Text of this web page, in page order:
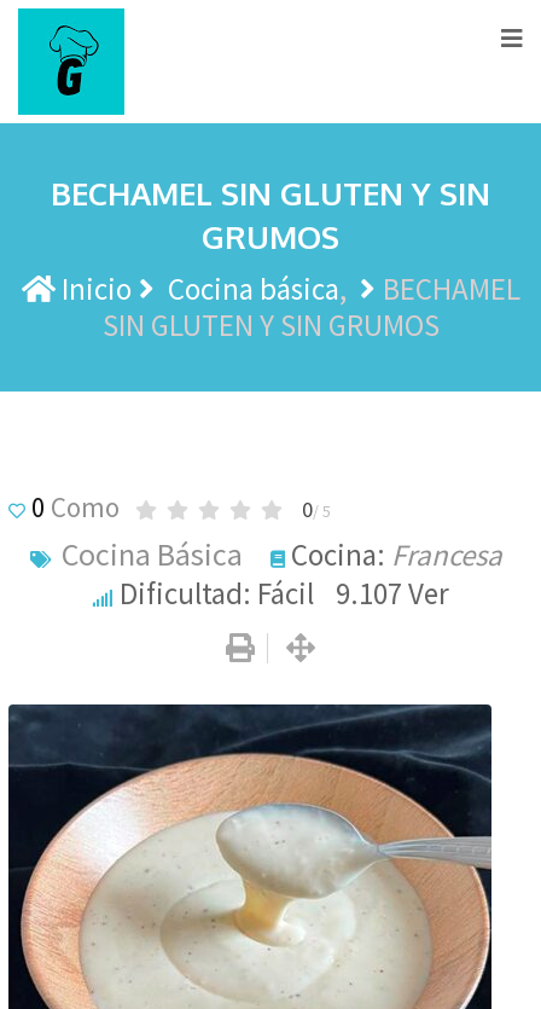
BECHAMEL SIN GLUTEN Y SIN
GRUMOS
Inicio Cocina básica
BECHAMEL
SIN GLUTEN Y SIN GRUMOS
0 Como 0/ 5
Cocina Básica Cocina: Francesa
Dificultad: Fácil 9.107Ver